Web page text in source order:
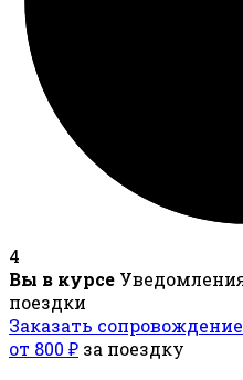
4
Вы в курсе
поездки
Заказать сопровождение
от 800 ₽ за поездку